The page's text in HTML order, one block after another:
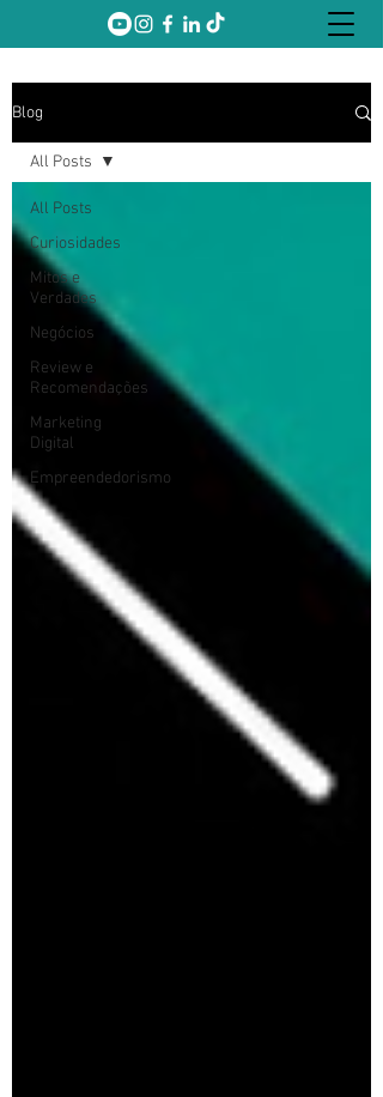
Blog
All Posts
Curiosidades
Mitos e
Verdades
Negócios
Review e
Recomendações
Marketing
Digital
Empreendedorismo
All Posts